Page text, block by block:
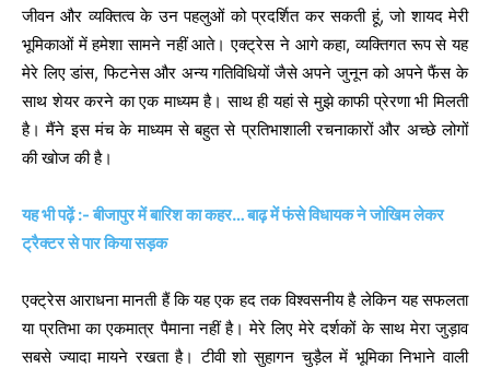
जीवन और व्यक्तित्व के उन पहलुओं को प्रदर्शित कर सकती हूं, जो शायद मेरी
भूमिकाओं में हमेशा सामने नहीं आते। एक्ट्रेस ने आगे कहा, व्यक्तिगत रूप से यह
मेरे लिए डांस, फिटनेस और अन्य गतिविधियों जैसे अपने जुनून को अपने फैंस के
साथ शेयर करने का एक माध्यम है। साथ ही यहां से मुझे काफी प्रेरणा भी मिलती
है। मैंने इस मंच के माध्यम से बहुत से प्रतिभाशाली रचनाकारों और अच्छे लोगों
की खोज की है।
यह भी पढ़ें :- बीजापुर में बारिश का कहर… बाढ़ में फंसे विधायक ने जोखिम लेकर
ट्रैक्टर से पार किया सड़क
एक्ट्रेस आराधना मानती हैं कि यह एक हद तक विश्वसनीय है लेकिन यह सफलता
या प्रतिभा का एकमात्र पैमाना नहीं है। मेरे लिए मेरे दर्शकों के साथ मेरा जुड़ाव
सबसे ज्यादा मायने रखता है। टीवी शो सुहागन चुड़ैल में भूमिका निभाने वाली